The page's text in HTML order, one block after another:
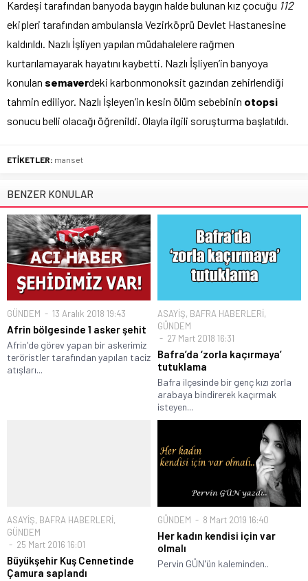
Kardeşi tarafından banyoda baygın halde bulunan kız çocuğu 112
ekipleri tarafından ambulansla Vezirköprü Devlet Hastanesine
kaldırıldı. Nazlı İşliyen yapılan müdahalelere rağmen
kurtarılamayarak hayatını kaybetti. Nazlı İşliyen’in banyoya
konulan semaverdeki karbonmonoksit gazından zehirlendiği
tahmin ediliyor. Nazlı İşleyen’in kesin ölüm sebebinin otopsi
sonucu belli olacağı öğrenildi. Olayla ilgili soruşturma başlatıldı.
ETİKETLER: manset
BENZER KONULAR
GÜNDEM 13 Aralık 2018 19:43
Afrin bölgesinde 1 asker şehit
Afrin'de görev yapan bir askerimiz
teröristler tarafından yapılan taciz
atışları...
ASAYİŞ, BAFRA HABERLERİ,
GÜNDEM
27 Mart 2018 16:31
Bafra’da ‘zorla kaçırmaya’
tutuklama
Bafra ilçesinde bir genç kızı zorla
arabaya bindirerek kaçırmak
isteyen...
ASAYİŞ, BAFRA HABERLERİ,
GÜNDEM
25 Mart 2016 16:01
Büyükşehir Kuş Cennetinde
Çamura saplandı
GÜNDEM 8 Mart 2019 16:40
Her kadın kendisi için var
olmalı
Pervin GÜN'ün kaleminden..